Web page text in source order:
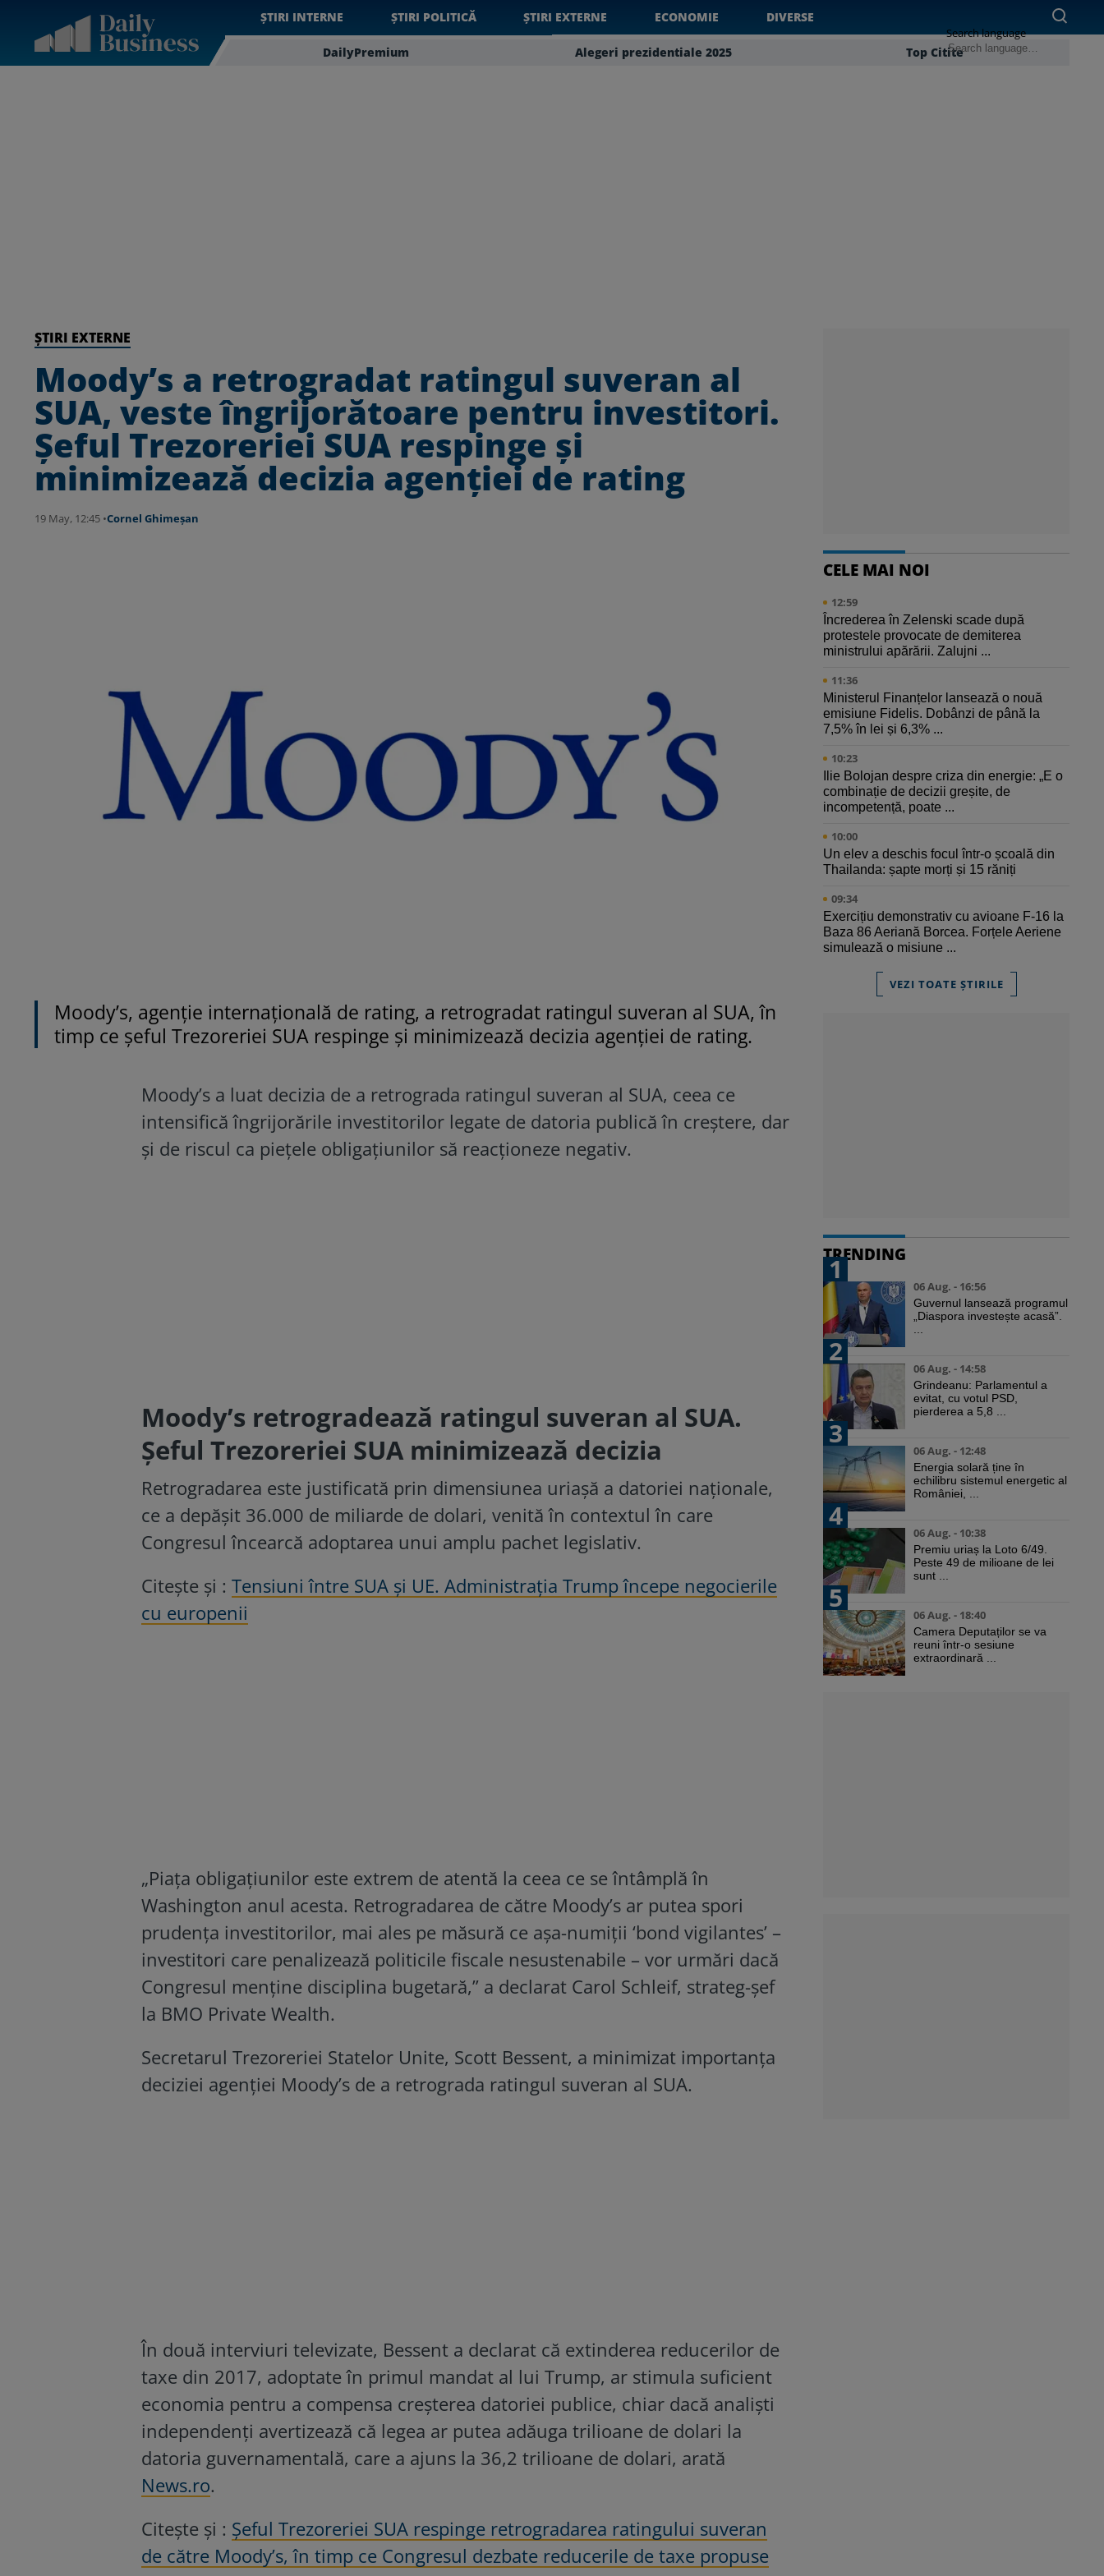
ȘTIRI INTERNE ȘTIRI POLITICĂ ȘTIRI EXTERNE ECONOMIE DIVERSE
DailyPremium Alegeri prezidentiale 2025 Top Citite
Search language
ȘTIRI EXTERNE
Moody’s a retrogradat ratingul suveran al
SUA, veste îngrijorătoare pentru investitori.
Șeful Trezoreriei SUA respinge și
minimizează decizia agenției de rating
19 May, 12:45 •Cornel Ghimeșan
Moody’s, agenție internațională de rating, a retrogradat ratingul suveran al SUA, în
timp ce șeful Trezoreriei SUA respinge și minimizează decizia agenției de rating.
Moody’s a luat decizia de a retrograda ratingul suveran al SUA, ceea ce
intensifică îngrijorările investitorilor legate de datoria publică în creștere, dar
și de riscul ca piețele obligațiunilor să reacționeze negativ.
Moody’s retrogradează ratingul suveran al SUA.
Șeful Trezoreriei SUA minimizează decizia
Retrogradarea este justificată prin dimensiunea uriașă a datoriei naționale,
ce a depășit 36.000 de miliarde de dolari, venită în contextul în care
Congresul încearcă adoptarea unui amplu pachet legislativ.
Citește și : Tensiuni între SUA și UE. Administrația Trump începe negocierile
cu europenii
„Piaţa obligaţiunilor este extrem de atentă la ceea ce se întâmplă în
Washington anul acesta. Retrogradarea de către Moody’s ar putea spori
prudenţa investitorilor, mai ales pe măsură ce aşa-numiţii ‘bond vigilantes’ –
investitori care penalizează politicile fiscale nesustenabile – vor urmări dacă
Congresul menţine disciplina bugetară,” a declarat Carol Schleif, strateg-şef
la BMO Private Wealth.
Secretarul Trezoreriei Statelor Unite, Scott Bessent, a minimizat importanța
deciziei agenției Moody’s de a retrograda ratingul suveran al SUA.
În două interviuri televizate, Bessent a declarat că extinderea reducerilor de
taxe din 2017, adoptate în primul mandat al lui Trump, ar stimula suficient
economia pentru a compensa creşterea datoriei publice, chiar dacă analişti
independenţi avertizează că legea ar putea adăuga trilioane de dolari la
datoria guvernamentală, care a ajuns la 36,2 trilioane de dolari, arată
News.ro.
Citește și : Şeful Trezoreriei SUA respinge retrogradarea ratingului suveran
de către Moody’s, în timp ce Congresul dezbate reducerile de taxe propuse
CELE MAI NOI
12:59
Încrederea în Zelenski scade după
protestele provocate de demiterea
ministrului apărării. Zalujni ...
11:36
Ministerul Finanțelor lansează o nouă
emisiune Fidelis. Dobânzi de până la
7,5% în lei și 6,3% ...
10:23
Ilie Bolojan despre criza din energie: „E o
combinație de decizii greșite, de
incompetență, poate ...
10:00
Un elev a deschis focul într-o școală din
Thailanda: șapte morți și 15 răniți
09:34
Exercițiu demonstrativ cu avioane F-16 la
Baza 86 Aeriană Borcea. Forțele Aeriene
simulează o misiune ...
VEZI TOATE ȘTIRILE
TRENDING
1
06 Aug. - 16:56
Guvernul lansează programul
„Diaspora investește acasă”.
2
06 Aug. - 14:58
Grindeanu: Parlamentul a
evitat, cu votul PSD,
pierderea a 5,8 ...
3
06 Aug. - 12:48
Energia solară ține în
echilibru sistemul energetic al
României, ...
4
06 Aug. - 10:38
Premiu uriaș la Loto 6/49.
Peste 49 de milioane de lei
sunt ...
5
06 Aug. - 18:40
Camera Deputaților se va
reuni într-o sesiune
extraordinară ...